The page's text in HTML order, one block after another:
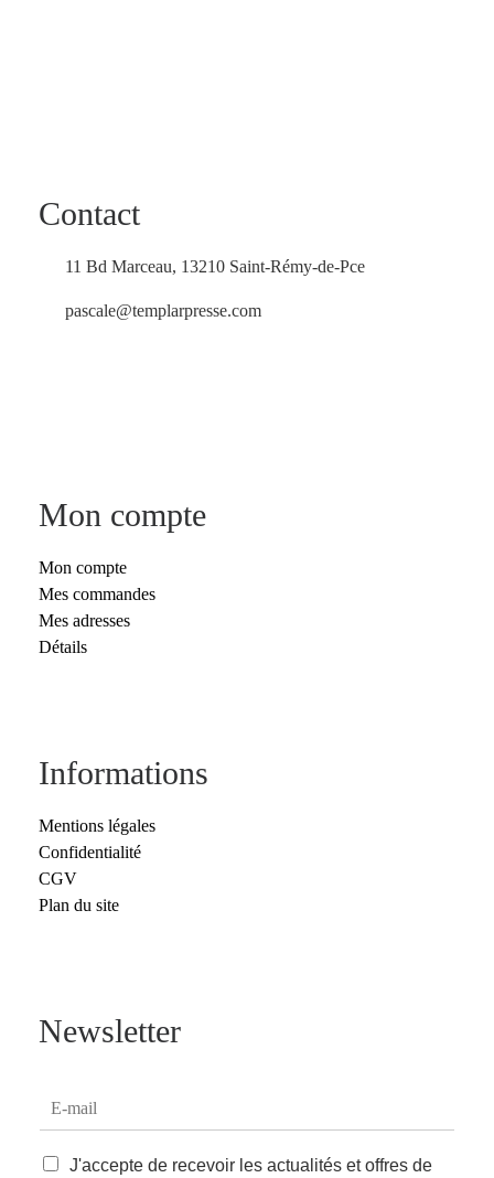
Contact
11 Bd Marceau, 13210 Saint-Rémy-de-Pce
pascale@templarpresse.com
Mon compte
Mon compte
Mes commandes
Mes adresses
Détails
Informations
Mentions légales
Confidentialité
CGV
Plan du site
Newsletter
aC
J'accepte de recevoir les actualités et offres de